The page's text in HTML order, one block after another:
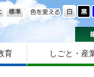
色を変え
大きさ
育 しごと・産